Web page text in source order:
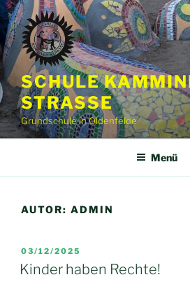
Zum
Inhalt
springen
SCHULE
STRASSE
Grundschule in Oldenfelde
Menü
AUTOR: ADMIN
VERÖFFENTLICHT
AM
03/12/2025
Kinder haben Rechte!